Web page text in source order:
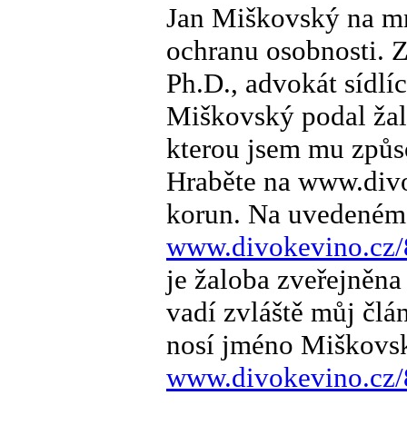
Jan Miškovský na
ochranu osobnosti.
Ph.D., advokát
Miškovský podal
kterou jsem mu
Hraběte na
korun. Na
je žaloba
vadí zvláště můj
nosí jméno